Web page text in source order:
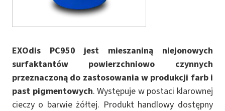
EXOdis PC950 jest mieszaniną niejonowych
surfaktantów powierzchniowo czynnych
przeznaczoną do zastosowania w produkcji farb i
past pigmentowych. Występuje w postaci klarownej
cieczy o barwie żółtej. Produkt handlowy dostępny